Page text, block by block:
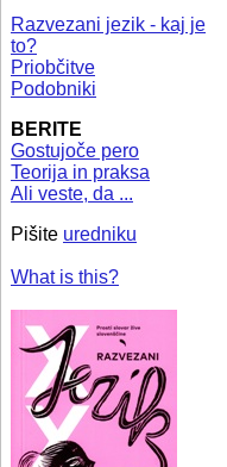
Razvezani jezik - kaj je
to?
Priobčitve
Podobniki
BERITE
Gostujoče pero
Teorija in praksa
Ali veste, da ...
Pišite uredniku
What is this?